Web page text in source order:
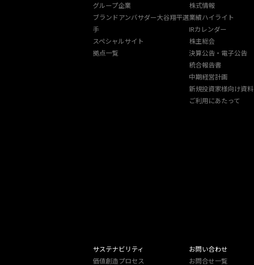
グループ企業
ブランドアンバサダー大谷翔平選
手
スペシャルサイト
拠点一覧
株式情報
業績ハイライト
IRカレンダー
株主総会
決算公告・電子公告
統合報告書
中期経営計画
新規投資家様向け資料
ご利用にあたって
サステナビリティ
価値創造プロセス
お問い合わせ
お問合せ一覧